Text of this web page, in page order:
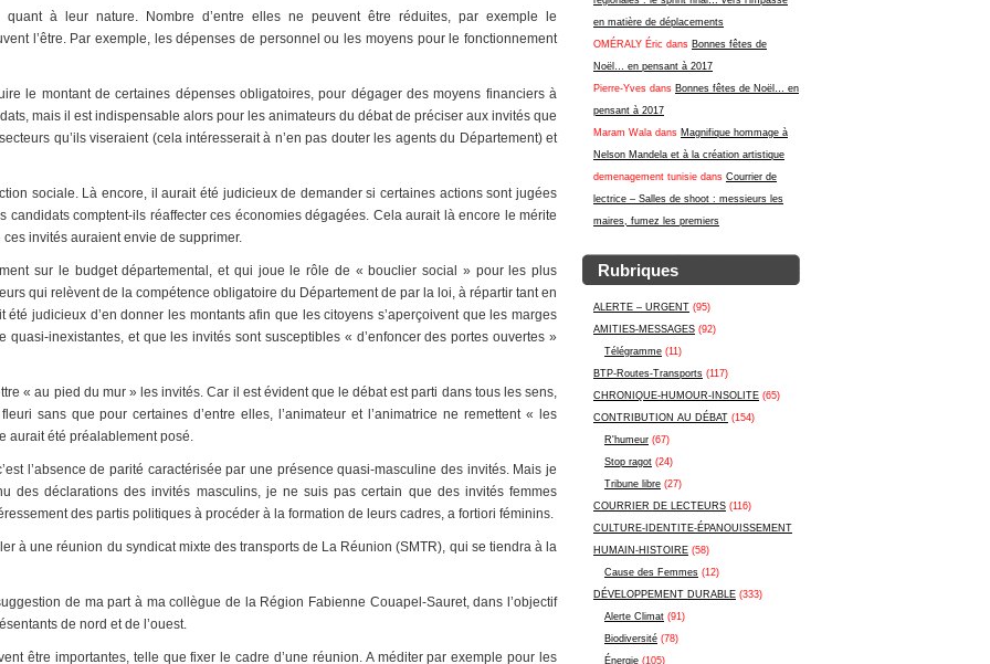
en matière de déplacements
OMÉRALY Éric dans Bonnes fêtes de
Noël… en pensant à 2017
Pierre-Yves dans Bonnes fêtes de Noël… en
pensant à 2017
Maram Wala dans Magnifique hommage à
Nelson Mandela et à la création artistique
demenagement tunisie dans Courrier de
lectrice – Salles de shoot : messieurs les
maires, fumez les premiers
Rubriques
ALERTE – URGENT (95)
AMITIES-MESSAGES (92)
Télégramme (11)
BTP-Routes-Transports (117)
CHRONIQUE-HUMOUR-INSOLITE (65)
CONTRIBUTION AU DÉBAT (154)
R'humeur (67)
Stop ragot (24)
Tribune libre (27)
COURRIER DE LECTEURS (116)
CULTURE-IDENTITE-ÉPANOUISSEMENT
HUMAIN-HISTOIRE (58)
Cause des Femmes (12)
DÉVELOPPEMENT DURABLE (333)
Alerte Climat (91)
Biodiversité (78)
Énergie (105)
à leur nature. Nombre d’entre elles ne peuvent être réduites, par exemple le
l’être. Par exemple, les dépenses de personnel ou les moyens pour le fonctionnement
le montant de certaines dépenses obligatoires, pour dégager des moyens financiers à
mais il est indispensable alors pour les animateurs du débat de préciser aux invités que
qu’ils viseraient (cela intéresserait à n’en pas douter les agents du Département) et
sociale. Là encore, il aurait été judicieux de demander si certaines actions sont jugées
candidats comptent-ils réaffecter ces économies dégagées. Cela aurait là encore le mérite
invités auraient envie de supprimer.
sur le budget départemental, et qui joue le rôle de « bouclier social » pour les plus
qui relèvent de la compétence obligatoire du Département de par la loi, à répartir tant en
été judicieux d’en donner les montants afin que les citoyens s’aperçoivent que les marges
inexistantes, et que les invités sont susceptibles « d’enfoncer des portes ouvertes »
« au pied du mur » les invités. Car il est évident que le débat est parti dans tous les sens,
sans que pour certaines d’entre elles, l’animateur et l’animatrice ne remettent « les
aurait été préalablement posé.
l’absence de parité caractérisée par une présence quasi-masculine des invités. Mais je
des déclarations des invités masculins, je ne suis pas certain que des invités femmes
des partis politiques à procéder à la formation de leurs cadres, a fortiori féminins.
à une réunion du syndicat mixte des transports de La Réunion (SMTR), qui se tiendra à la
de ma part à ma collègue de la Région Fabienne Couapel-Sauret, dans l’objectif
de nord et de l’ouest.
être importantes, telle que fixer le cadre d’une réunion. A méditer par exemple pour les